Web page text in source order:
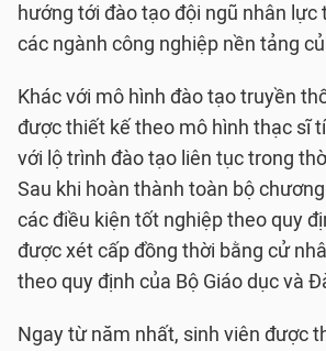
hướng tới đào tạo đội ngũ nhân lực
các ngành công nghiệp nền tảng
Khác với mô hình đào tạo truyền
được thiết kế theo mô hình thạc sĩ
với lộ trình đào tạo liên tục trong
Sau khi hoàn thành toàn bộ
các điều kiện tốt nghiệp theo quy
được xét cấp đồng thời bằng cử
theo quy định của Bộ Giáo dục và
Ngay từ năm nhất, sinh viên được